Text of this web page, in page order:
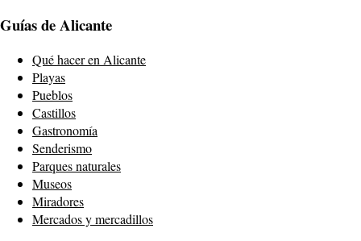
Guías de Alicante
Qué hacer en Alicante
Playas
Pueblos
Castillos
Gastronomía
Senderismo
Parques naturales
Museos
Miradores
Mercados y mercadillos